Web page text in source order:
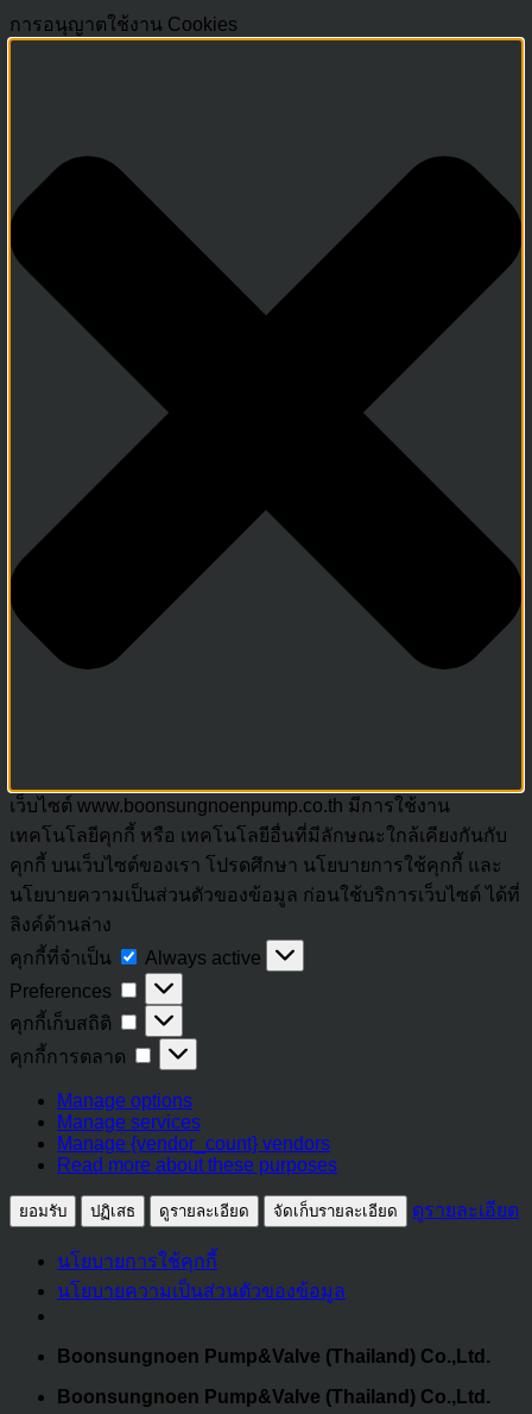
การอนุญาตใช้งาน Cookies
เว็บไซต์ www.boonsungnoenpump.co.th มีการใช้งาน
เทคโนโลยีคุกกี้ หรือ เทคโนโลยีอื่นที่มีลักษณะใกล้เคียงกันกับ
คุกกี้ บนเว็บไซต์ของเรา โปรดศึกษา นโยบายการใช้คุกกี้ และ
นโยบายความเป็นส่วนตัวของข้อมูล ก่อนใช้บริการเว็บไซต์ ได้ที่
ลิงค์ด้านล่าง
คุกกี้ที่จำเป็น
คุกกี้
ที่
จำเป็น
Always active
Preferences
Preferences
คุกกี้เก็บสถิติ
คุกกี้
เก็บ
คุกกี้การตลาด
คุกกี้
ตลาด
Manage options
Manage services
Manage {vendor_count} vendors
Read more about these purposes
ยอมรับ ปฏิเสธ ดูรายละเอียด จัดเก็บรายละเอียด ดูรายละเอียด
นโยบายการใช้คุกกี้
นโยบายความเป็นส่วนตัวของข้อมูล
Skip
content
Boonsungnoen Pump&Valve (Thailand) Co.,Ltd.
Boonsungnoen Pump&Valve (Thailand) Co.,Ltd.